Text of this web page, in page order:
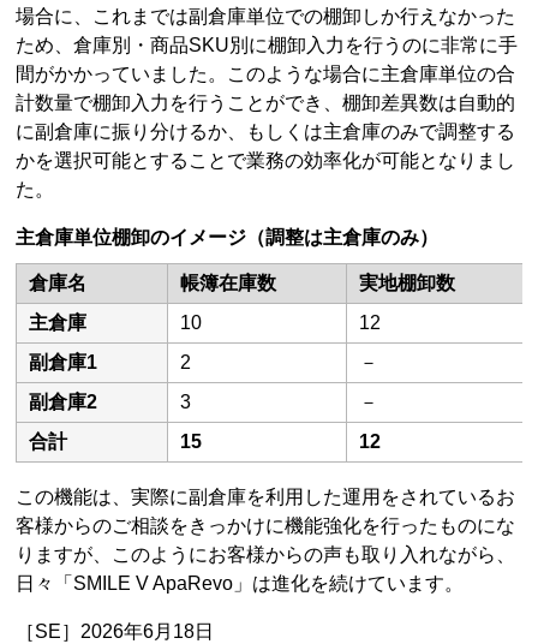
場合に、これまでは副倉庫単位での棚卸しか行えなかった
ため、倉庫別・商品SKU別に棚卸入力を行うのに非常に手
間がかかっていました。このような場合に主倉庫単位の合
計数量で棚卸入力を行うことができ、棚卸差異数は自動的
に副倉庫に振り分けるか、もしくは主倉庫のみで調整する
かを選択可能とすることで業務の効率化が可能となりまし
た。
主倉庫単位棚卸のイメージ（調整は主倉庫のみ）
倉庫名 帳簿在庫数
実地棚卸数
主倉庫
10
12
副倉庫1
2
－
副倉庫2
3
－
合計
15 12
この機能は、実際に副倉庫を利用した運用をされているお
客様からのご相談をきっかけに機能強化を行ったものにな
りますが、このようにお客様からの声も取り入れながら、
日々「SMILE V ApaRevo」は進化を続けています。
［SE］2026年6月18日